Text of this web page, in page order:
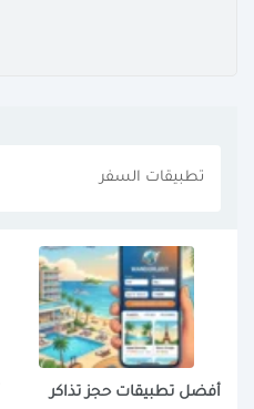
تطبيقات السفر
أفضل تطبيقات حجز تذاكر